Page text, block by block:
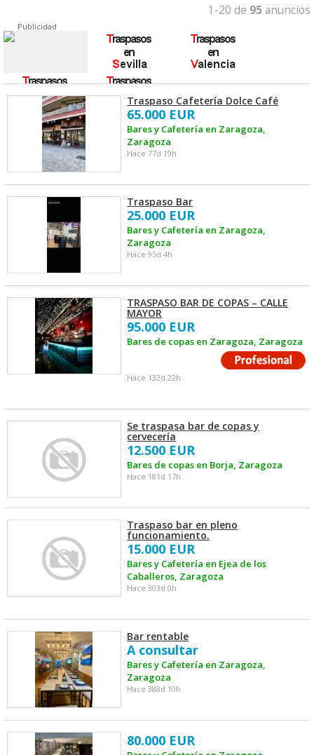
1-20 de 95 anuncios
Publicidad
Traspaso Cafetería Dolce Café
65.000 EUR
Bares y Cafetería en Zaragoza,
Zaragoza
Hace 77d 19h
Traspaso Bar
25.000 EUR
Bares y Cafetería en Zaragoza,
Zaragoza
Hace 95d 4h
TRASPASO BAR DE COPAS – CALLE
MAYOR
95.000 EUR
Bares de copas en Zaragoza, Zaragoza
Hace 132d 22h
Se traspasa bar de copas y
cervecería
12.500 EUR
Bares de copas en Borja, Zaragoza
Hace 181d 17h
Traspaso bar en pleno
funcionamiento.
15.000 EUR
Bares y Cafetería en Ejea de los
Caballeros, Zaragoza
Hace 303d 0h
Bar rentable
A consultar
Bares y Cafetería en Zaragoza,
Zaragoza
Hace 388d 10h
80.000 EUR